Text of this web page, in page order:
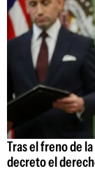
Tras el freno de
decreto el